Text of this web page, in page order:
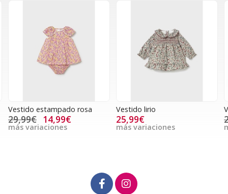
Vestido estampado rosa
29,99€ 14,99€
más variaciones
Vestido lirio
25,99€
más variaciones